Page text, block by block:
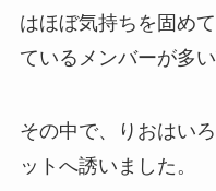
はほぼ気持ちを固め
ているメンバーが多い
その中で、りおはい
ットへ誘いました。